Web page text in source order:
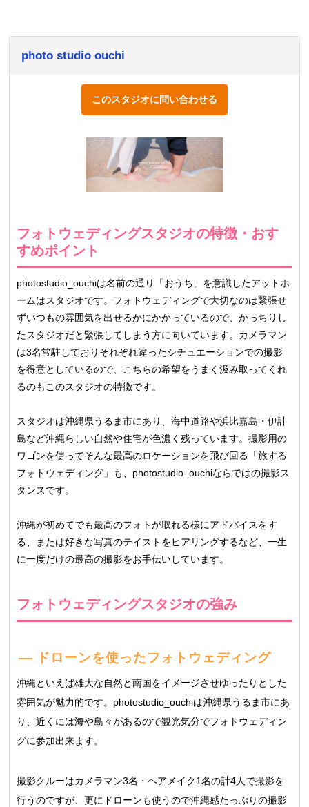
photo studio ouchi
このスタジオに問い合わせる
フォトウェディングスタジオの特徴・おす
すめポイント
photostudio_ouchiは名前の通り「おうち」を意識したアットホ
ームはスタジオです。フォトウェディングで大切なのは緊張せ
ずいつもの雰囲気を出せるかにかかっているので、かっちりし
たスタジオだと緊張してしまう方に向いています。カメラマン
は3名常駐しておりそれぞれ違ったシチュエーションでの撮影
を得意としているので、こちらの希望をうまく汲み取ってくれ
るのもこのスタジオの特徴です。
スタジオは沖縄県うるま市にあり、海中道路や浜比嘉島・伊計
島など沖縄らしい自然や住宅が色濃く残っています。撮影用の
ワゴンを使ってそんな最高のロケーションを飛び回る「旅する
フォトウェディング」も、photostudio_ouchiならではの撮影ス
タンスです。
沖縄が初めてでも最高のフォトが取れる様にアドバイスをす
る、または好きな写真のテイストをヒアリングするなど、一生
に一度だけの最高の撮影をお手伝いしています。
フォトウェディングスタジオの強み
ドローンを使ったフォトウェディング
沖縄といえば雄大な自然と南国をイメージさせゆったりとした
雰囲気が魅力的です。photostudio_ouchiは沖縄県うるま市にあ
り、近くには海や島々があるので観光気分でフォトウェディン
グに参加出来ます。
撮影クルーはカメラマン3名・ヘアメイク1名の計4人で撮影を
行うのですが、更にドローンも使うので沖縄感たっぷりの撮影